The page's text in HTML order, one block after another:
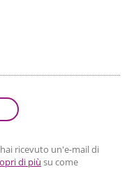
ricevuto un'e-mail di
di più su come